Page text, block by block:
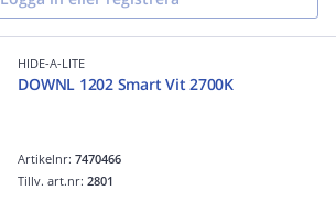
HIDE-A-LITE
DOWNL 1202 Smart Vit 2700K
Artikelnr:7470466
Tillv. art.nr:2801